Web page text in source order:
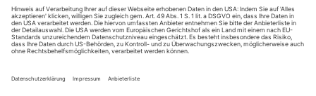
Isolde: Germaine Lubin (1890-1979). Die Pariserin muss auf
der Bühne eine fesselnde Erscheinung gewesen sein, und die
wenigen Aufnahmen, die das Label Marston jetzt zu einem
Porträt zusammengestellt hat, lassen phänomenale vokale
Fähigkeiten ahnen.